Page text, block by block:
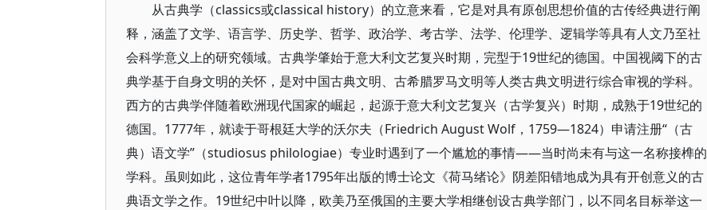
从古典学（classics或classical history）的立意来看，它是对具有原创思想价值的古传经典进行阐
释，涵盖了文学、语言学、历史学、哲学、政治学、考古学、法学、伦理学、逻辑学等具有人文乃至社
会科学意义上的研究领域。古典学肇始于意大利文艺复兴时期，完型于19世纪的德国。中国视阈下的古
典学基于自身文明的关怀，是对中国古典文明、古希腊罗马文明等人类古典文明进行综合审视的学科。
西方的古典学伴随着欧洲现代国家的崛起，起源于意大利文艺复兴（古学复兴）时期，成熟于19世纪的
德国。1777年，就读于哥根廷大学的沃尔夫（Friedrich August Wolf，1759—1824）申请注册“（古
典）语文学”（studiosus philologiae）专业时遇到了一个尴尬的事情——当时尚未有与这一名称接榫的
学科。虽则如此，这位青年学者1795年出版的博士论文《荷马绪论》阴差阳错地成为具有开创意义的古
典语文学之作。19世纪中叶以降，欧美乃至俄国的主要大学相继创设古典学部门，以不同名目标举这一